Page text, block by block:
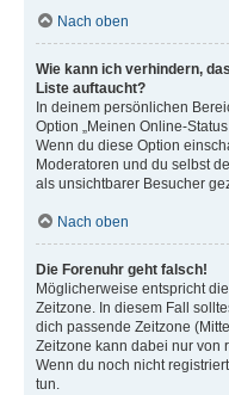
Nach oben
Wie kann ich verhindern,
Liste auftaucht?
In deinem persönlichen
Option „Meinen Online-
Wenn du diese Option
Moderatoren und du selbst
als unsichtbarer Besucher
Nach oben
Die Forenuhr geht falsch!
Möglicherweise entspricht
Zeitzone. In diesem Fall
dich passende Zeitzone
Zeitzone kann dabei nur von
Wenn du noch nicht
tun.